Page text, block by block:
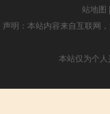
站地图 |
声明：本站内容来自互联网
本站仅为个